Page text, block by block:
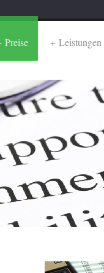
Preise Leistungen